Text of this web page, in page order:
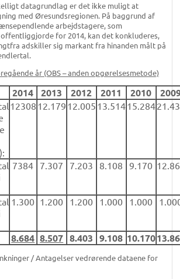
datagrundlag er det ikke muligt at
med Øresundsregionen. På baggrund af
arbejdstagere, som
for 2014, kan det konkluderes,
adskiller sig markant fra hinanden målt på
år (OBS – anden opgørelsesmetode)
2014 2013 2012 2011 2010
12308 12.179 12.005 13.51415.284
7384 7.307 7.203 8.108 9.170
1.300 1.200 1.200 1.000 1.000
8.684 8.507 8.403 9.108 10.170
/ Antagelser vedrørende dataene for